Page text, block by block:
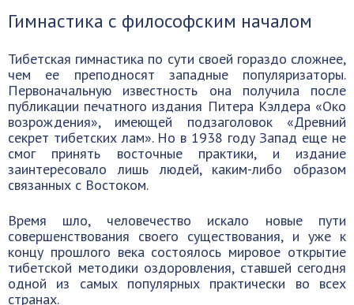
Гимнастика с философским началом
Тибетская гимнастика по сути своей гораздо сложнее,
чем ее преподносят западные популяризаторы.
Первоначальную известность она получила после
публикации печатного издания Питера Кэлдера «Око
возрождения», имеющей подзаголовок «Древний
секрет тибетских лам». Но в 1938 году Запад еще не
смог принять восточные практики, и издание
заинтересовало лишь людей, каким-либо образом
связанных с Востоком.
Время шло, человечество искало новые пути
совершенствования своего существования, и уже к
концу прошлого века состоялось мировое открытие
тибетской методики оздоровления, ставшей сегодня
одной из самых популярных практически во всех
странах.